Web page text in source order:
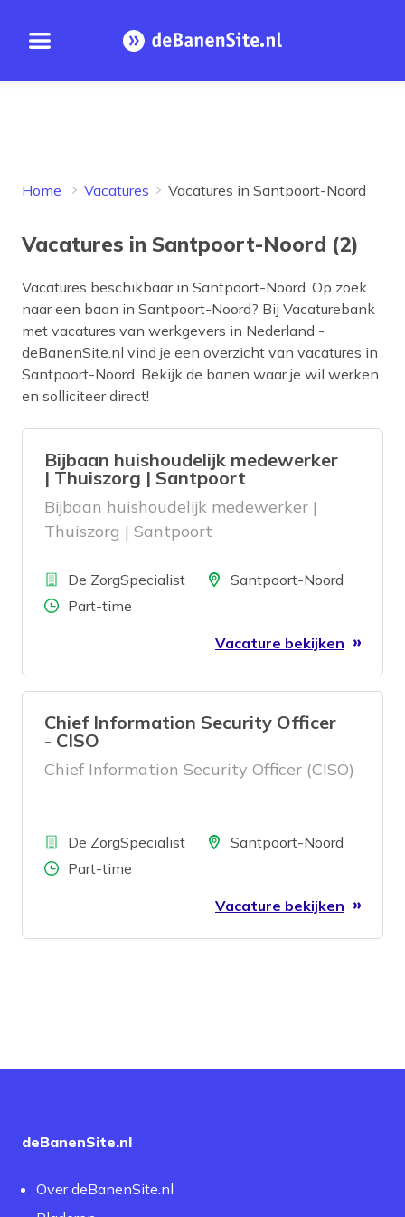
Open menu Homepage
Home Vacatures Vacatures in Santpoort-Noord
Vacatures in Santpoort-Noord (2)
Vacatures beschikbaar in Santpoort-Noord. Op zoek
naar een baan in Santpoort-Noord? Bij Vacaturebank
met vacatures van werkgevers in Nederland -
deBanenSite.nl vind je een overzicht van vacatures in
Santpoort-Noord. Bekijk de banen waar je wil werken
en solliciteer direct!
Bijbaan huishoudelijk medewerker
| Thuiszorg | Santpoort
Bijbaan huishoudelijk medewerker |
Thuiszorg | Santpoort
BedrijfDe ZorgSpecialistLocatieSantpoort-Noord
Aantal uren
Part-time
Vacature bekijken
Chief Information Security Officer
- CISO
Chief Information Security Officer (CISO)
BedrijfDe ZorgSpecialistLocatieSantpoort-Noord
Aantal uren
Part-time
Vacature bekijken
deBanenSite.nl
Over deBanenSite.nl